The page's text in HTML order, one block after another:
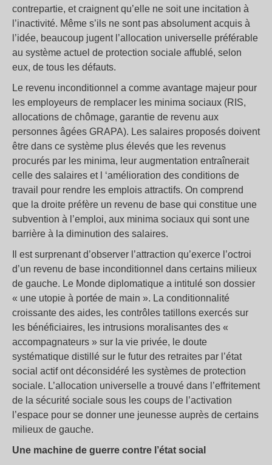
contrepartie, et craignent qu’elle ne soit une incitation à
l’inactivité. Même s’ils ne sont pas absolument acquis à
l’idée, beaucoup jugent l’allocation universelle préférable
au système actuel de protection sociale affublé, selon
eux, de tous les défauts.
Le revenu inconditionnel a comme avantage majeur pour
les employeurs de remplacer les minima sociaux (RIS,
allocations de chômage, garantie de revenu aux
personnes âgées GRAPA). Les salaires proposés doivent
être dans ce système plus élevés que les revenus
procurés par les minima, leur augmentation entraînerait
celle des salaires et l ‘amélioration des conditions de
travail pour rendre les emplois attractifs. On comprend
que la droite préfère un revenu de base qui constitue une
subvention à l’emploi, aux minima sociaux qui sont une
barrière à la diminution des salaires.
Il est surprenant d’observer l’attraction qu’exerce l’octroi
d’un revenu de base inconditionnel dans certains milieux
de gauche. Le Monde diplomatique a intitulé son dossier
« une utopie à portée de main ». La conditionnalité
croissante des aides, les contrôles tatillons exercés sur
les bénéficiaires, les intrusions moralisantes des «
accompagnateurs » sur la vie privée, le doute
systématique distillé sur le futur des retraites par l’état
social actif ont déconsidéré les systèmes de protection
sociale. L’allocation universelle a trouvé dans l’effritement
de la sécurité sociale sous les coups de l’activation
l’espace pour se donner une jeunesse auprès de certains
milieux de gauche.
Une machine de guerre contre l’état social